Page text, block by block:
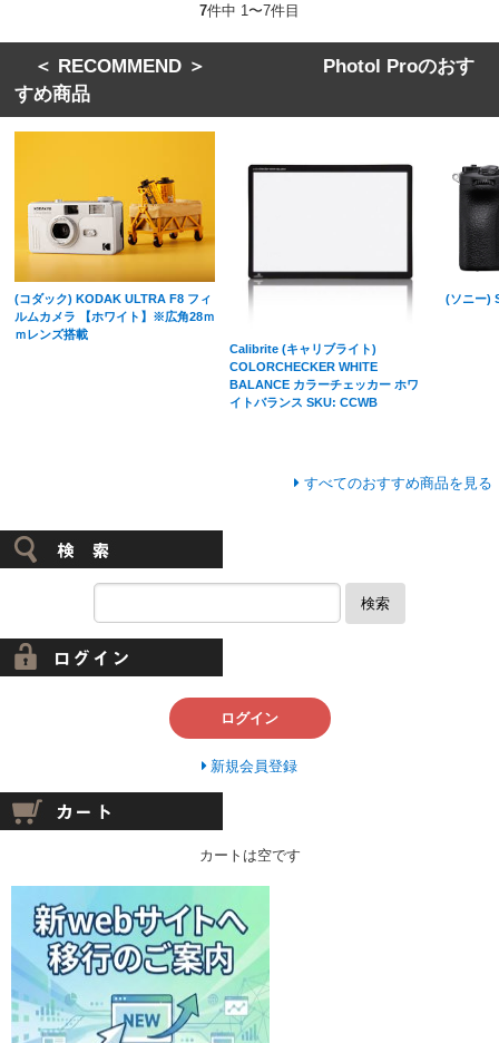
7件中 1〜7件目
＜ RECOMMEND ＞ Photol Proのおす
すめ商品
(コダック) KODAK ULTRA F8 フィ
ルムカメラ 【ホワイト】※広角28ｍ
ｍレンズ搭載
Calibrite (キャリブライト)
COLORCHECKER WHITE
BALANCE カラーチェッカー ホワ
イトバランス SKU: CCWB
(ソニー)
すべてのおすすめ商品を見る
検索
ログイン
新規会員登録
カートは空です